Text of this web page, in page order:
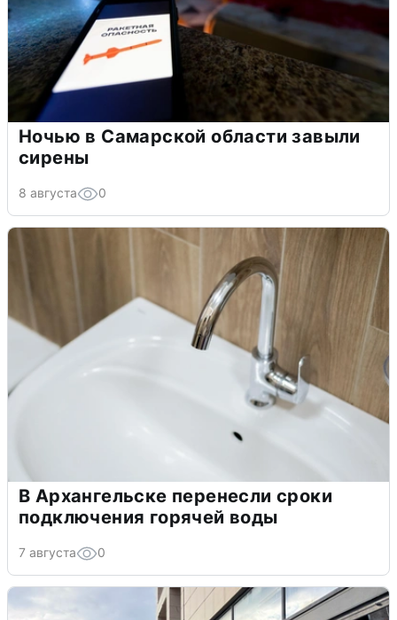
Ночью в Самарской области завыли
сирены
8 августа 0
В Архангельске перенесли сроки
подключения горячей воды
7 августа 0